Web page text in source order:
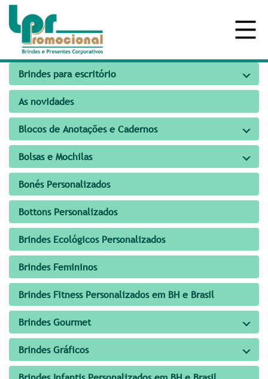
Brindes para escritório
As novidades
Blocos de Anotações e Cadernos
Bolsas e Mochilas
Bonés Personalizados
Bottons Personalizados
Brindes Ecológicos Personalizados
Brindes Femininos
Brindes Fitness Personalizados em BH e Brasil
Brindes Gourmet
Brindes Gráficos